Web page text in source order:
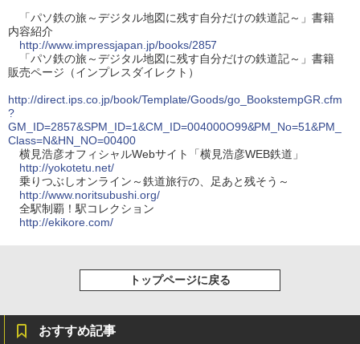
「パソ鉄の旅～デジタル地図に残す自分だけの鉄道記～」書籍
内容紹介
http://www.impressjapan.jp/books/2857
「パソ鉄の旅～デジタル地図に残す自分だけの鉄道記～」書籍
販売ページ（インプレスダイレクト）
http://direct.ips.co.jp/book/Template/Goods/go_BookstempGR.cfm
?
GM_ID=2857&SPM_ID=1&CM_ID=004000O99&PM_No=51&PM_
Class=N&HN_NO=00400
横見浩彦オフィシャルWebサイト「横見浩彦WEB鉄道」
http://yokotetu.net/
乗りつぶしオンライン～鉄道旅行の、足あと残そう～
http://www.noritsubushi.org/
全駅制覇！駅コレクション
http://ekikore.com/
トップページに戻る
おすすめ記事